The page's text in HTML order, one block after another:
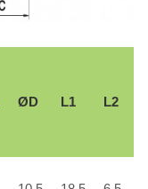
ØD L1 L2